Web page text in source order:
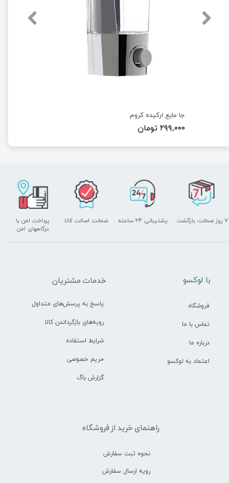
جا مایع ارکیده کروم
۲۹۹,۰۰۰ تومان
پشتیبانی ۲۴ ساعته
پرداخت امن با
درگاههای امن
۷ روز ضمانت بازگشت ضمانت اصالت کالا
راهنمای خرید از فروشگاه
نحوه ثبت سفارش
رویه ارسال سفارش
خدمات مشتریان
پاسخ به پرسش‌های متداول
رویه‌های بازگرداندن کالا
شرایط استفاده
حریم خصوصی
گزارش باگ
​با لوکسو
فروشگاه
تماس با ما
درباره ما
اعتماد به لوکسو